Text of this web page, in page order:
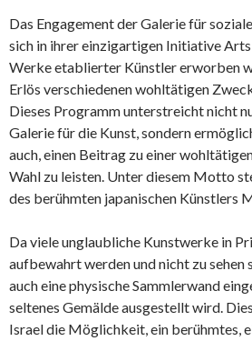
Das Engagement der Galerie für
sich in ihrer einzigartigen Initiative
Werke etablierter Künstler erworben
Erlös verschiedenen wohltätigen
Dieses Programm unterstreicht nicht
Galerie für die Kunst, sondern
auch, einen Beitrag zu einer
Wahl zu leisten. Unter diesem Motto
des berühmten japanischen Künstlers
Da viele unglaubliche Kunstwerke in
aufbewahrt werden und nicht zu sehen
auch eine physische Sammlerwand
seltenes Gemälde ausgestellt wird.
Israel die Möglichkeit, ein berühmtes,